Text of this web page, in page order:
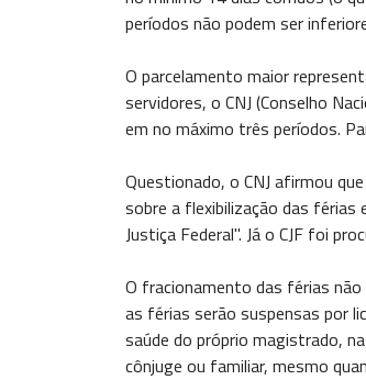
períodos não podem ser
O parcelamento maior
servidores, o CNJ (Conselho
em no máximo três períodos.
Questionado, o CNJ afirmou
sobre a flexibilização das férias
Justiça Federal". Já o CJF foi
O fracionamento das férias não
as férias serão suspensas por
saúde do próprio magistrado,
cônjuge ou familiar, mesmo